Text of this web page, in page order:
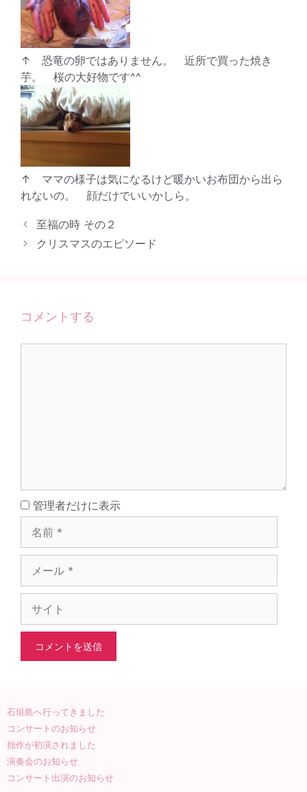
↑ 恐竜の卵ではありません。 近所で買った焼き
芋。 桜の大好物です^^
↑ ママの様子は気になるけど暖かいお布団から出ら
れないの。 顔だけでいいかしら。
至福の時 その２
クリスマスのエピソード
コメントする
管理者だけに表示名
前
ル
ト
石垣島へ行ってきました
コンサートのお知らせ
拙作が初演されました
演奏会のお知らせ
コンサート出演のお知らせ